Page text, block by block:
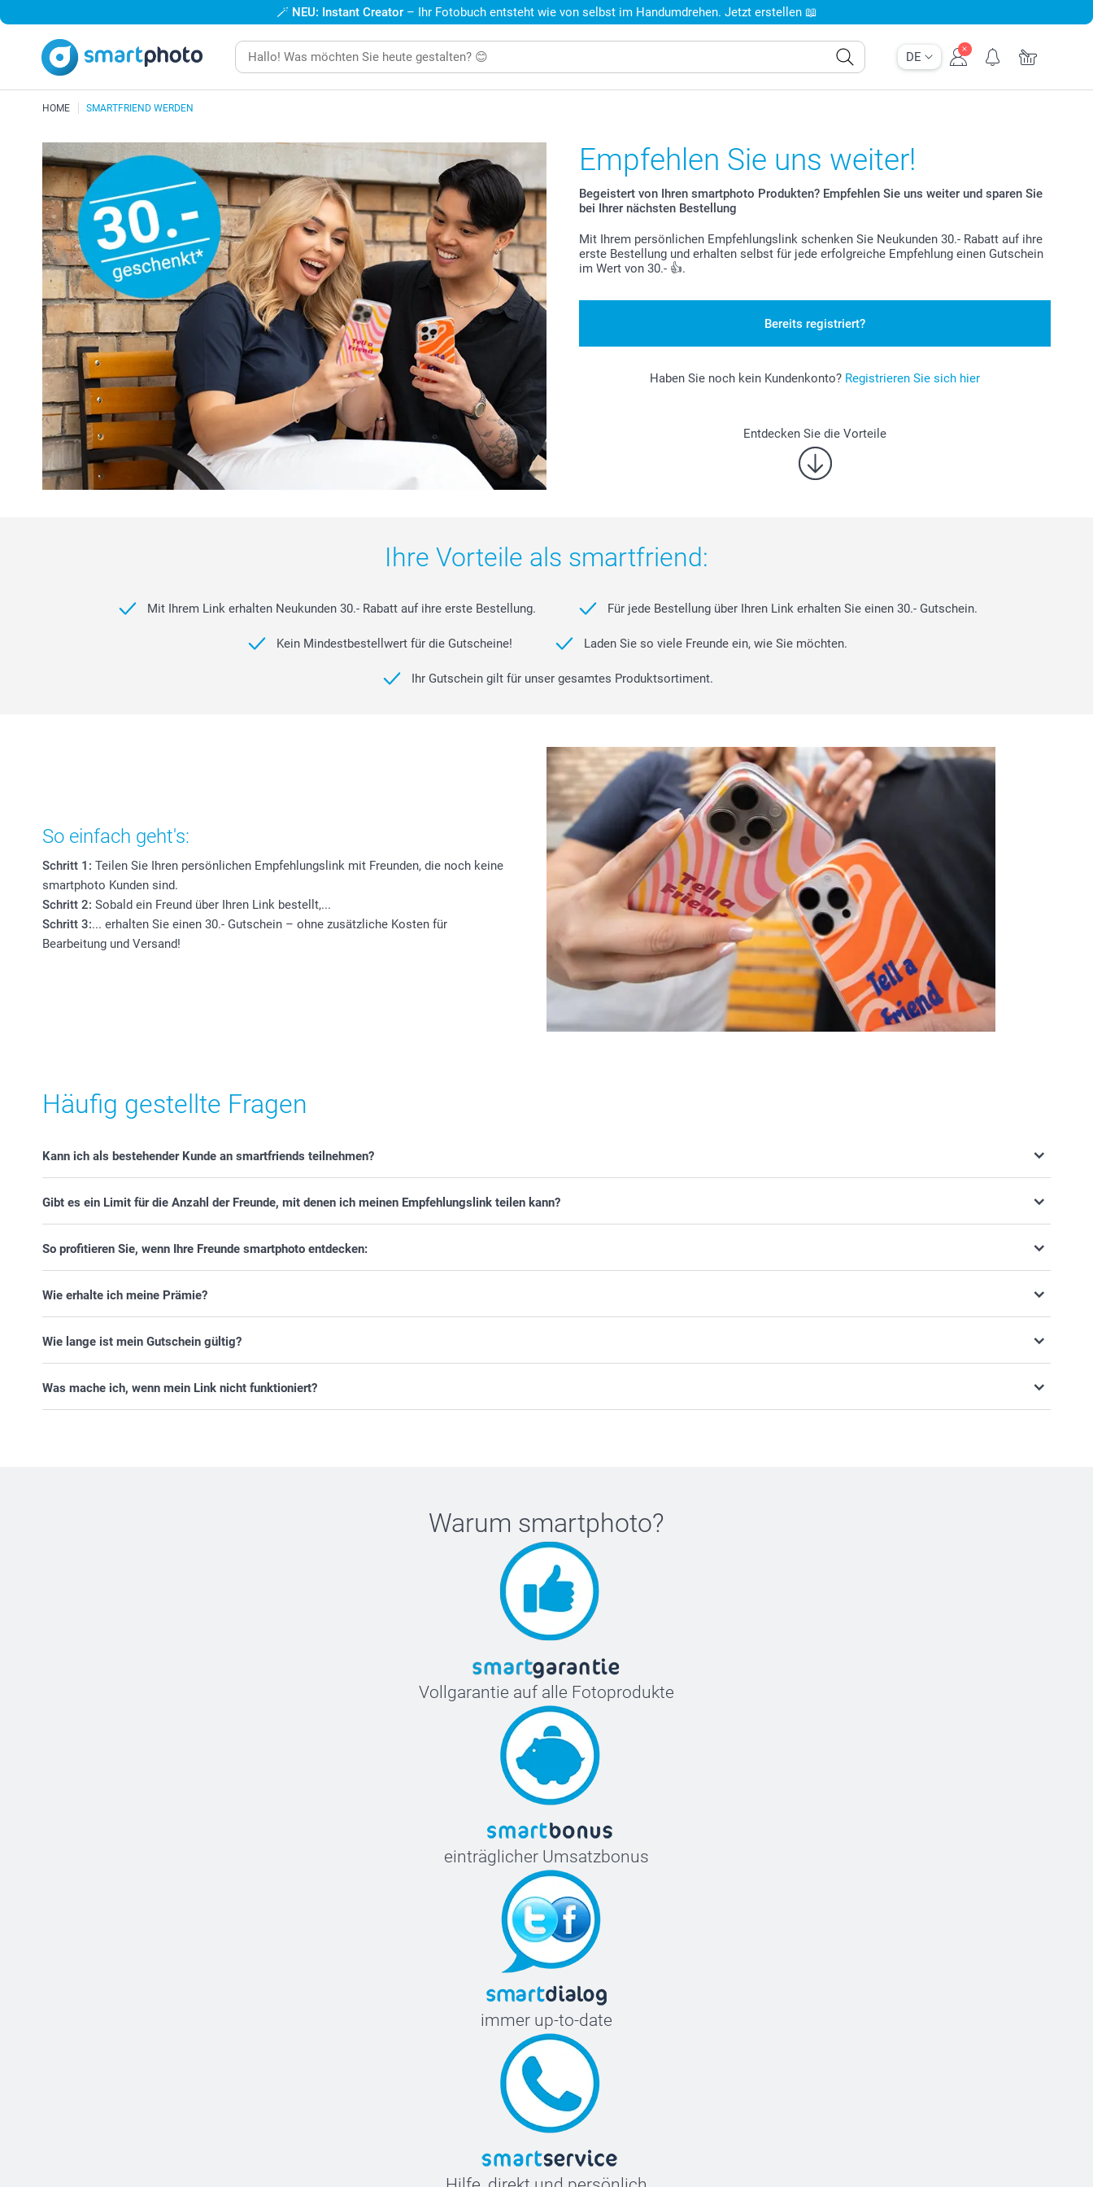
DE
🪄 NEU: Instant Creator – Ihr Fotobuch entsteht wie von selbst im Handumdrehen. Jetzt erstellen 📖
HOME SMARTFRIEND WERDEN
Empfehlen Sie uns weiter!
Begeistert von Ihren smartphoto Produkten? Empfehlen Sie uns weiter und sparen Sie
bei Ihrer nächsten Bestellung
Mit Ihrem persönlichen Empfehlungslink schenken Sie Neukunden 30.- Rabatt auf ihre
erste Bestellung und erhalten selbst für jede erfolgreiche Empfehlung einen Gutschein
im Wert von 30.- 👍.
Bereits registriert?
Haben Sie noch kein Kundenkonto? Registrieren Sie sich hier
Entdecken Sie die Vorteile
Ihre Vorteile als smartfriend:
Mit Ihrem Link erhalten Neukunden 30.- Rabatt auf ihre erste Bestellung. Für jede Bestellung über Ihren Link erhalten Sie einen 30.- Gutschein.
Kein Mindestbestellwert für die Gutscheine! Laden Sie so viele Freunde ein, wie Sie möchten.
Ihr Gutschein gilt für unser gesamtes Produktsortiment.
So einfach geht's:
Schritt 1: Teilen Sie Ihren persönlichen Empfehlungslink mit Freunden, die noch keine
smartphoto Kunden sind.
Schritt 2: Sobald ein Freund über Ihren Link bestellt,...
Schritt 3:... erhalten Sie einen 30.- Gutschein – ohne zusätzliche Kosten für
Bearbeitung und Versand!
Häufig gestellte Fragen
Kann ich als bestehender Kunde an smartfriends teilnehmen?
Gibt es ein Limit für die Anzahl der Freunde, mit denen ich meinen Empfehlungslink teilen kann?
So profitieren Sie, wenn Ihre Freunde smartphoto entdecken:
Wie erhalte ich meine Prämie?
Wie lange ist mein Gutschein gültig?
Was mache ich, wenn mein Link nicht funktioniert?
Warum smartphoto?
Vollgarantie auf alle Fotoprodukte
einträglicher Umsatzbonus
immer up-to-date